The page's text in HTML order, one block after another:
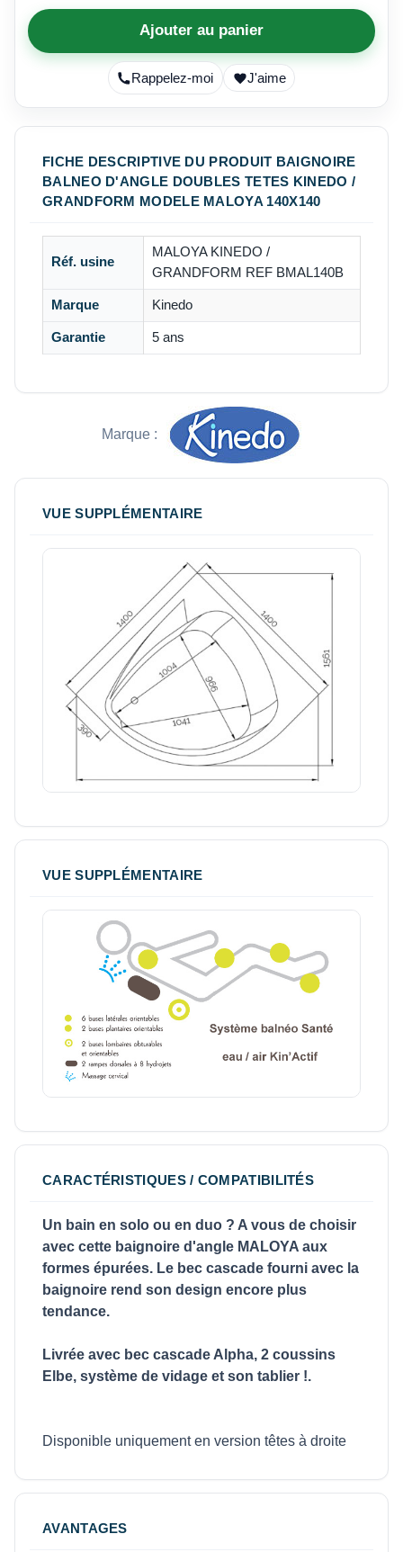
Ajouter au panier
Rappelez-moi J'aime
FICHE DESCRIPTIVE DU PRODUIT BAIGNOIRE
BALNEO D'ANGLE DOUBLES TETES KINEDO /
GRANDFORM MODELE MALOYA 140X140
Réf. usine
MALOYA KINEDO /
GRANDFORM REF BMAL140B
Marque Kinedo
Garantie 5 ans
Marque :
VUE SUPPLÉMENTAIRE
VUE SUPPLÉMENTAIRE
CARACTÉRISTIQUES / COMPATIBILITÉS
Un bain en solo ou en duo ? A vous de choisir
avec cette baignoire d'angle MALOYA aux
formes épurées. Le bec cascade fourni avec la
baignoire rend son design encore plus
tendance.
Livrée avec bec cascade Alpha, 2 coussins
Elbe, système de vidage et son tablier !.
Disponible uniquement en version têtes à droite
AVANTAGES